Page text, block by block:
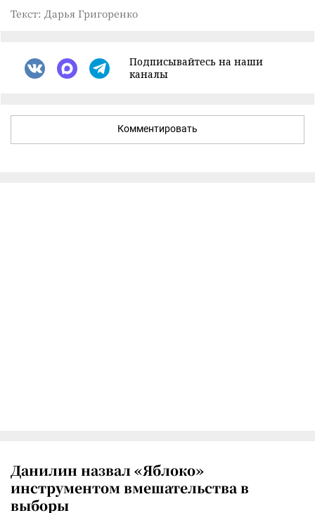
Текст: Дарья Григоренко
Подписывайтесь на наши
каналы
Комментировать
Данилин назвал «Яблоко»
инструментом вмешательства в
выборы